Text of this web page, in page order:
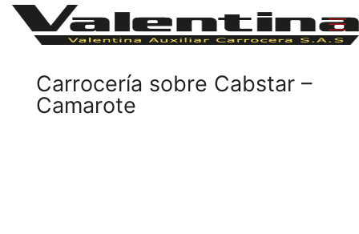
Carrocería sobre Cabstar –
Camarote